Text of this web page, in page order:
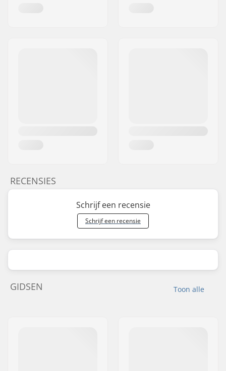
RECENSIES
Schrijf een recensie
Schrijf een recensie
Toon alle
GIDSEN